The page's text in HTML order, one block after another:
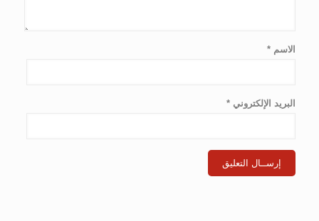
الاسم*
البريد الإلكتروني*